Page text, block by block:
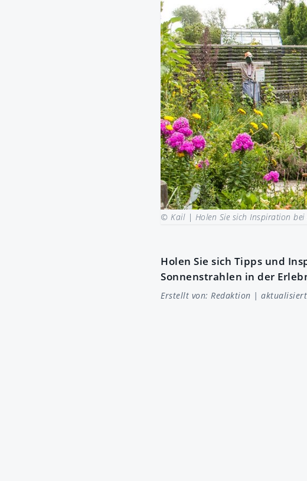
© Kail | Holen Sie sich Inspiration
Holen Sie sich Tipps und
Sonnenstrahlen in der
Erstellt von: Redaktion |